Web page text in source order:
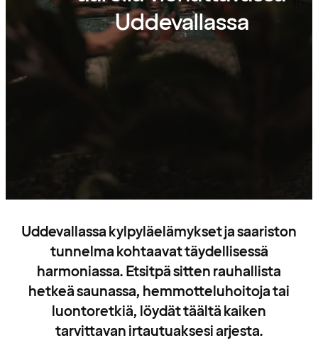
Uddevallassa
Uddevallassa kylpyläelämykset ja saariston
tunnelma kohtaavat täydellisessä
harmoniassa. Etsitpä sitten rauhallista
hetkeä saunassa, hemmotteluhoitoja tai
luontoretkiä, löydät täältä kaiken
tarvittavan irtautuaksesi arjesta.